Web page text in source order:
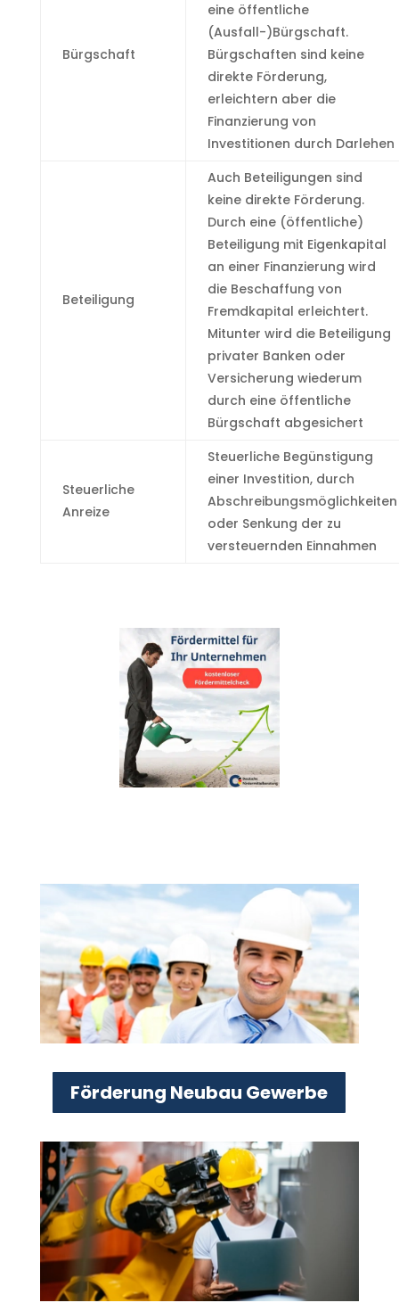
Bürgschaft
eine öffentliche
(Ausfall-)Bürgschaft.
Bürgschaften sind keine
direkte Förderung,
erleichtern aber die
Finanzierung von
Investitionen durch Darlehen
Beteiligung
Auch Beteiligungen sind
keine direkte Förderung.
Durch eine (öffentliche)
Beteiligung mit Eigenkapital
an einer Finanzierung wird
die Beschaffung von
Fremdkapital erleichtert.
Mitunter wird die Beteiligung
privater Banken oder
Versicherung wiederum
durch eine öffentliche
Bürgschaft abgesichert
Steuerliche
Anreize
Steuerliche Begünstigung
einer Investition, durch
Abschreibungsmöglichkeiten
oder Senkung der zu
versteuernden Einnahmen
Förderung Neubau Gewerbe